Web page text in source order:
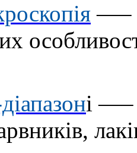
—–
і —